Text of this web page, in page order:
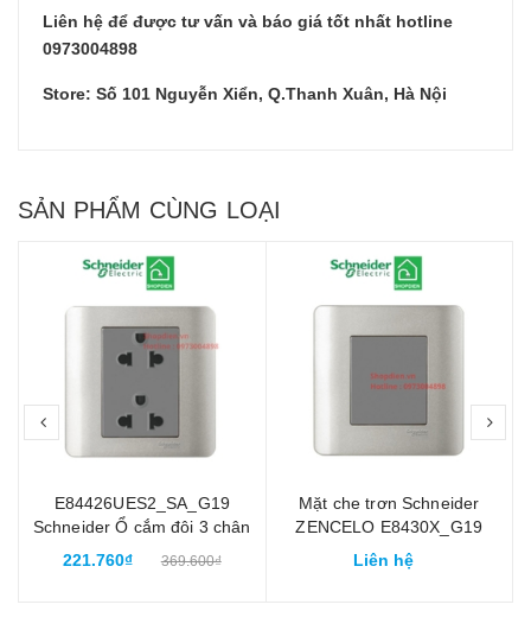
Liên hệ để được tư vấn và báo giá tốt nhất hotline
0973004898
Store: Số 101 Nguyễn Xiển, Q.Thanh Xuân, Hà Nội
SẢN PHẨM CÙNG LOẠI
E84426UES2_SA_G19
Schneider Ổ cắm đôi 3 chân
Zencelo màu ghi xám
221.760₫ 369.600₫
Mặt che trơn Schneider
ZENCELO E8430X_G19
màu xám bạc
Liên hệ